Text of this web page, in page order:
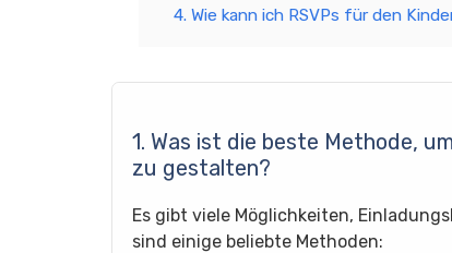
4. Wie kann ich RSVPs für den
1. Was ist die beste Methode,
zu gestalten?
Es gibt viele Möglichkeiten,
sind einige beliebte Methoden: